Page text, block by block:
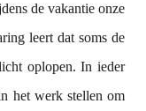
de vakantie onze
leert dat soms de
oplopen. In ieder
het werk stellen om